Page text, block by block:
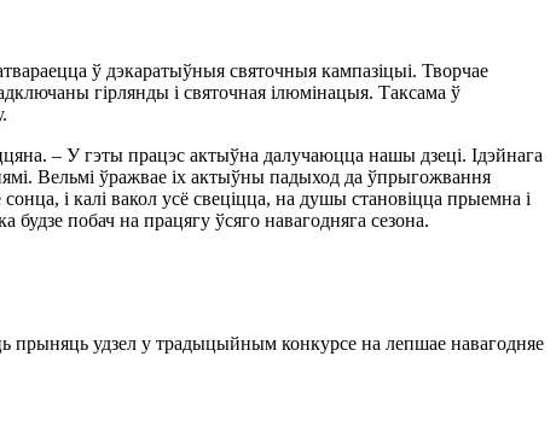
ў дэкаратыўныя святочныя кампазіцыі. Творчае
гірлянды і святочная ілюмінацыя. Таксама ў
– У гэты працэс актыўна далучаюцца нашы дзеці. Ідэйнага
Вельмі ўражвае іх актыўны падыход да ўпрыгожвання
і калі вакол усё свеціцца, на душы становіцца прыемна і
будзе побач на працягу ўсяго навагодняга сезона.
прыняць удзел у традыцыйным конкурсе на лепшае навагодняе